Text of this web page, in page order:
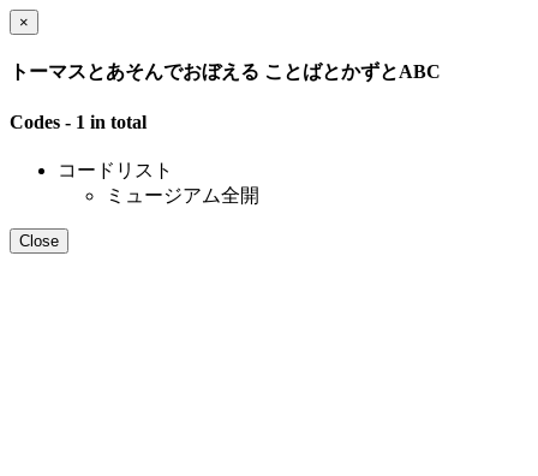
×
トーマスとあそんでおぼえる ことばとかずとABC
Codes - 1 in total
コードリスト
ミュージアム全開
Close